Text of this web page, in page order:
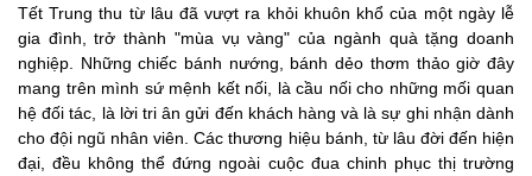
Tết Trung thu từ lâu đã vượt ra khỏi khuôn khổ của một ngày lễ
gia đình, trở thành "mùa vụ vàng" của ngành quà tặng doanh
nghiệp. Những chiếc bánh nướng, bánh dẻo thơm thảo giờ đây
mang trên mình sứ mệnh kết nối, là cầu nối cho những mối quan
hệ đối tác, là lời tri ân gửi đến khách hàng và là sự ghi nhận dành
cho đội ngũ nhân viên. Các thương hiệu bánh, từ lâu đời đến hiện
đại, đều không thể đứng ngoài cuộc đua chinh phục thị trường